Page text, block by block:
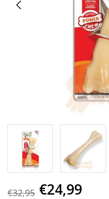
€32,95 €24,99